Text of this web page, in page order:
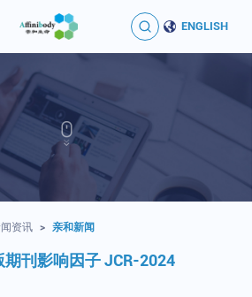
ENGLISH
资讯 > 亲和新闻
刊影响因子 JCR-2024